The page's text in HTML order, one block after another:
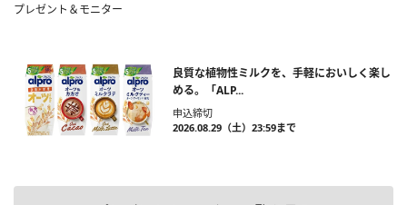
プレゼント＆モニター
良質な植物性ミルクを、手軽においしく楽し
める。「ALP...
申込締切
2026.08.29（土）23:59まで